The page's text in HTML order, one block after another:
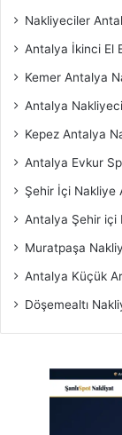
Nakliyeciler
Antalya İkinci El
Kemer Antalya
Antalya
Kepez Antalya
Antalya Evkur
Şehir İçi Nakliye
Antalya Şehir içi
Muratpaşa
Antalya Küçük
Döşemealtı